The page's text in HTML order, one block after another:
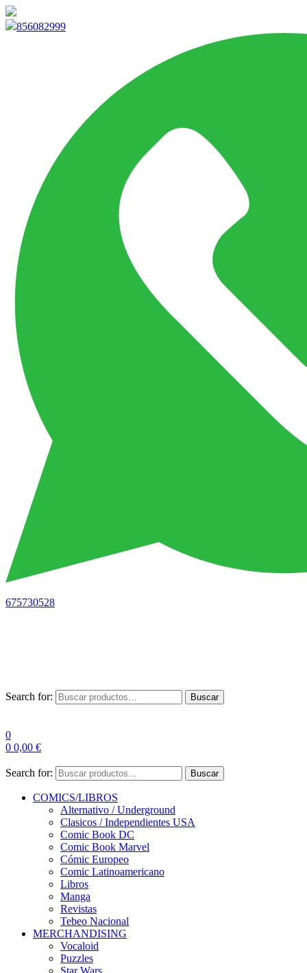
856082999
675730528
Search for: Buscar
0
0 0,00 €
Search for: Buscar
COMICS/LIBROS
Alternativo / Underground
Clasicos / Independientes USA
Comic Book DC
Comic Book Marvel
Cómic Europeo
Comic Latinoamericano
Libros
Manga
Revistas
Tebeo Nacional
MERCHANDISING
Vocaloid
Puzzles
Star Wars